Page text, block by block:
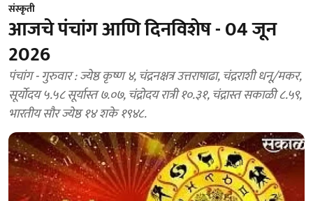
संस्कृती
आजचे पंचांग आणि दिनविशेष - 04 जून
2026
पंचांग - गुरुवार : ज्येष्ठ कृष्ण ४, चंद्रनक्षत्र उत्तराषाढा, चंद्रराशी धनू/मकर,
सूर्योदय ५.५८ सूर्यास्त ७.०७, चंद्रोदय रात्री १०.३१, चंद्रास्त सकाळी ८.५९,
भारतीय सौर ज्येष्ठ १४ शके १९४८.